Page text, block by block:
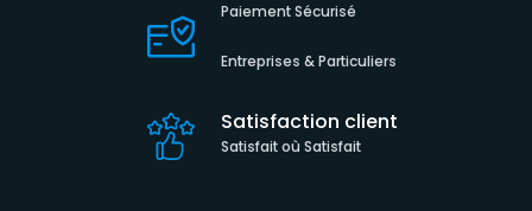
Paiement Sécurisé
Entreprises & Particuliers
Satisfaction client
Satisfait où Satisfait